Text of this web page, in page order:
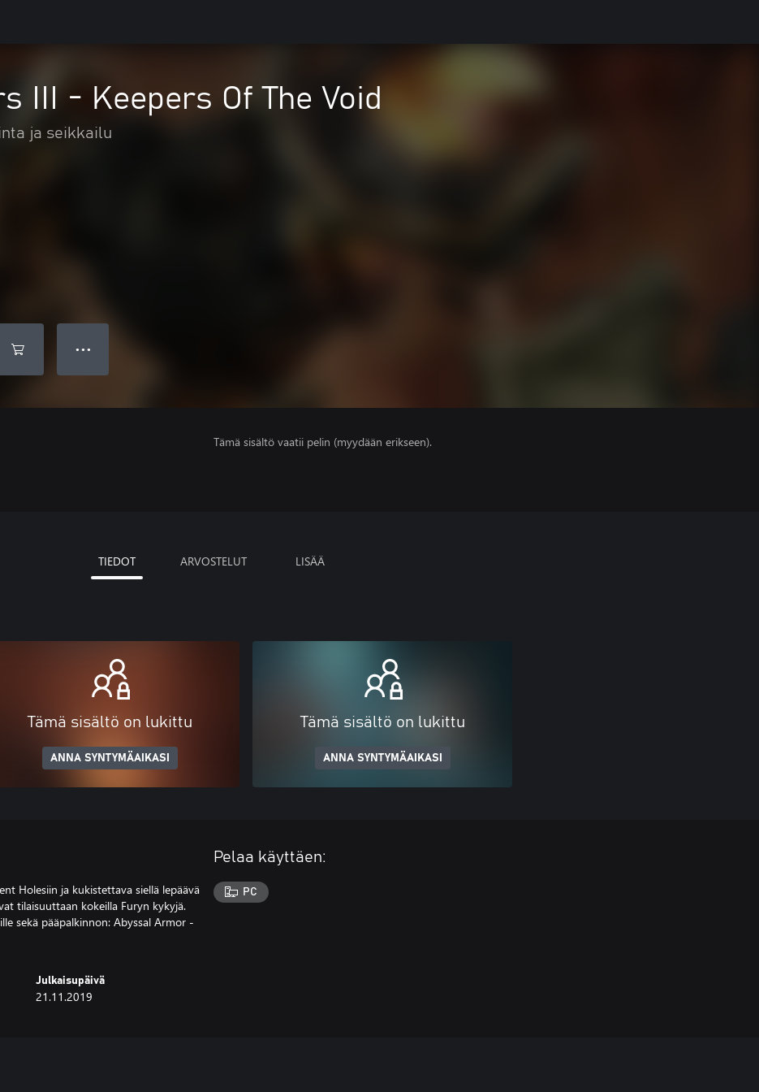
III - Keepers Of The Void
ja seikkailu
● ● ●
Tämä sisältö vaatii pelin (myydään erikseen).
TIEDOT ARVOSTELUT LISÄÄ
Tämä sisältö on lukittu
ANNA SYNTYMÄAIKASI
Tämä sisältö on lukittu
ANNA SYNTYMÄAIKASI
Holesiin ja kukistettava siellä lepäävä
tilaisuuttaan kokeilla Furyn kykyjä.
sekä pääpalkinnon: Abyssal Armor -
Julkaisupäivä
21.11.2019
Pelaa käyttäen:
PC